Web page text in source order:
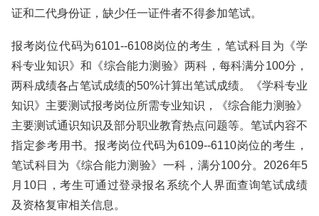
证和二代身份证，缺少任一证件者不得参加笔试。
报考岗位代码为6101--6108岗位的考生，笔试科目为《学
科专业知识》和《综合能力测验》两科，每科满分100分，
两科成绩各占笔试成绩的50%计算出笔试成绩。《学科专业
知识》主要测试报考岗位所需专业知识，《综合能力测验》
主要测试通识知识及部分职业教育热点问题等。笔试内容不
指定参考用书。报考岗位代码为6109--6110岗位的考生，
笔试科目为《综合能力测验》一科，满分100分。2026年5
月10日，考生可通过登录报名系统个人界面查询笔试成绩
及资格复审相关信息。